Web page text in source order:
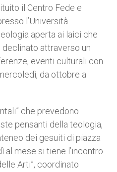
il Centro Fede e
l’Università
aperta ai laici che
declinato attraverso un
eventi culturali con
da ottobre a
che prevedono
pensanti della teologia,
dei gesuiti di piazza
al mese si tiene l’incontro
Arti”, coordinato